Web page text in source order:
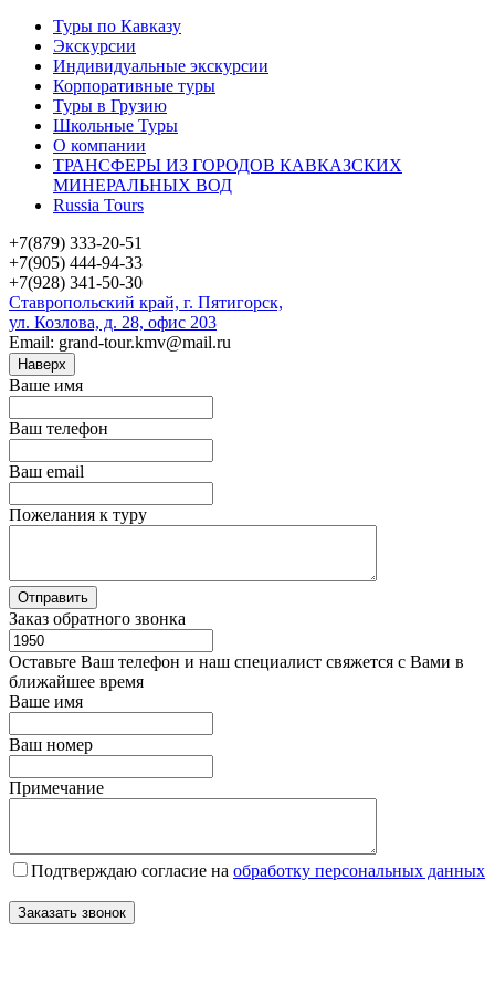
Туры по Кавказу
Экскурсии
Индивидуальные экскурсии
Корпоративные туры
Туры в Грузию
Школьные Туры
О компании
ТРАНСФЕРЫ ИЗ ГОРОДОВ КАВКАЗСКИХ
МИНЕРАЛЬНЫХ ВОД
Russia Tours
+7(879) 333-20-51
+7(905) 444-94-33
+7(928) 341-50-30
Ставропольский край, г. Пятигорск,
ул. Козлова, д. 28, офис 203
Email: grand-tour.kmv@mail.ru
Наверх
Ваше имя
Ваш телефон
Ваш email
Пожелания к туру
Заказ обратного звонка
Оставьте Ваш телефон и наш специалист свяжется с Вами в
ближайшее время
Ваше имя
Ваш номер
Примечание
Подтверждаю согласие на обработку персональных данных